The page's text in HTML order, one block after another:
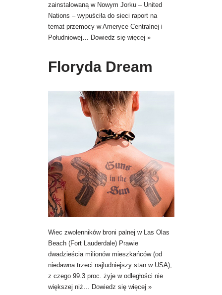
zainstalowaną w Nowym Jorku – United
Nations – wypuściła do sieci raport na
temat przemocy w Ameryce Centralnej i
Południowej…
Dowiedz się więcej »
Floryda Dream
Wiec zwolenników broni palnej w Las Olas
Beach (Fort Lauderdale) Prawie
dwadzieścia milionów mieszkańców (od
niedawna trzeci najludniejszy stan w USA),
z czego 99.3 proc. żyje w odległości nie
większej niż…
Dowiedz się więcej »